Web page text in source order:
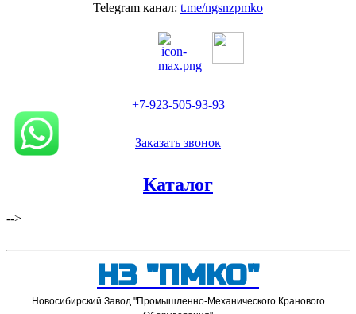
Telegram канал: t.me/ngsnzpmko
+7-923-505-93-93
Заказать звонок
Каталог
-->
НЗ "ПМКО"
Новосибирский Завод "Промышленно-Механического Кранового